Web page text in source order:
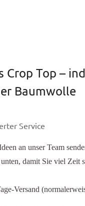
Crop Top –
Baumwolle
Service
an unser Team
unten, damit Sie viel Zeit
Versand